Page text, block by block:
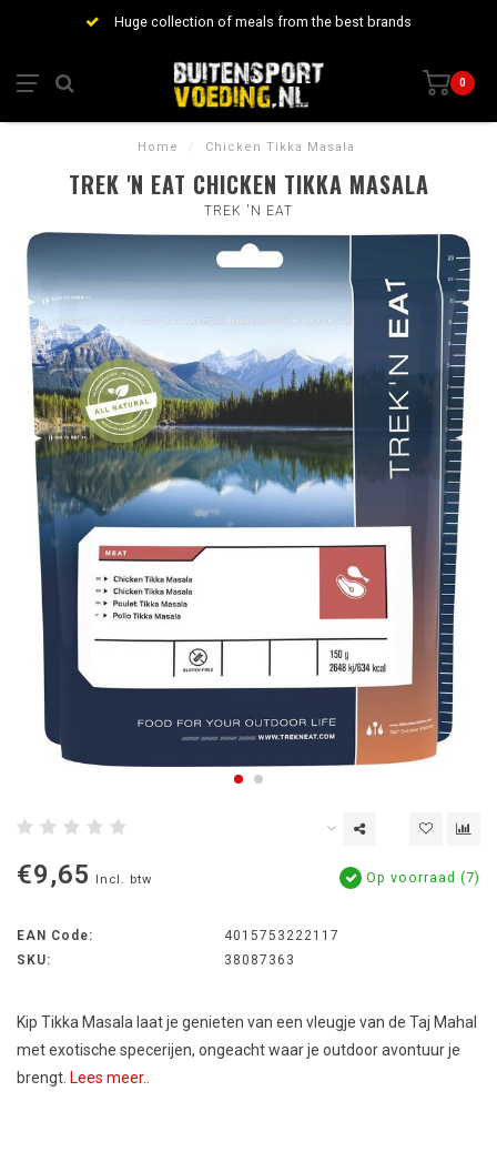
Huge collection of meals from the best brands
0
Home / Chicken Tikka Masala
TREK 'N EAT CHICKEN TIKKA MASALA
TREK 'N EAT
€9,65 Incl. btw Op voorraad (7)
EAN Code:
4015753222117
SKU:
38087363
Kip Tikka Masala laat je genieten van een vleugje van de Taj Mahal
met exotische specerijen, ongeacht waar je outdoor avontuur je
brengt. Lees meer..